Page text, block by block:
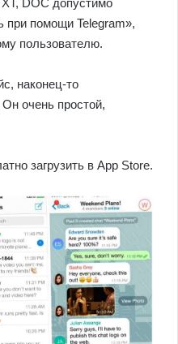
при помощи Telegram»,
пользователю.
наконец-то
очень простой,
загрузить в App Store.